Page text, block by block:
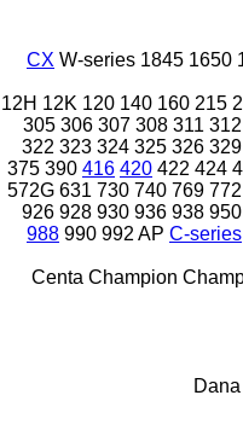
1650
1845
CX W-series
12H 12K 120 140 160 215
305 306 307 308 311 312
322 323 324 325 326 329
375 390 416 420 422 424
572G 631 730 740 769 772
926 928 930 936 938 950
988 990 992 AP C-series
Centa Champion
Dana